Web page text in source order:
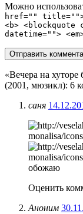
Можно
href=""
<b> <blockquote
datetime="">
«Вечера на
(2001, мюзикл): 6
саня
обожаю
Оценить
Аноним